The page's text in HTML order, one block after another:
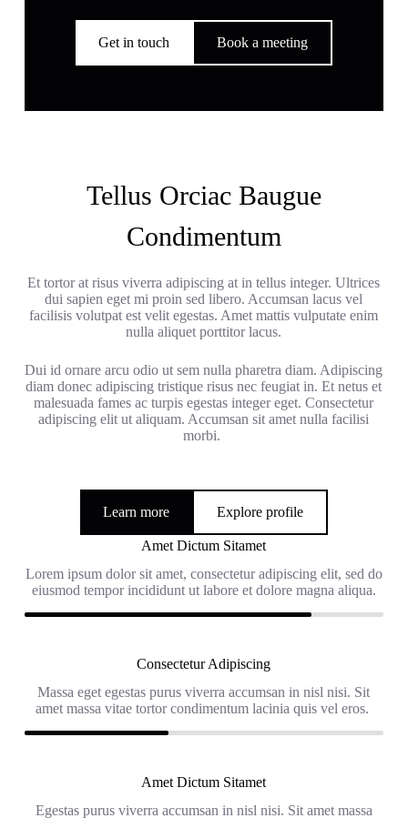
Get in touch Book a meeting
Tellus Orciac Baugue
Condimentum
Et tortor at risus viverra adipiscing at in tellus integer. Ultrices
dui sapien eget mi proin sed libero. Accumsan lacus vel
facilisis volutpat est velit egestas. Amet mattis vulputate enim
nulla aliquet porttitor lacus.
Dui id ornare arcu odio ut sem nulla pharetra diam. Adipiscing
diam donec adipiscing tristique risus nec feugiat in. Et netus et
malesuada fames ac turpis egestas integer eget. Consectetur
adipiscing elit ut aliquam. Accumsan sit amet nulla facilisi
morbi.
Learn more Explore profile
Amet Dictum Sitamet
Lorem ipsum dolor sit amet, consectetur adipiscing elit, sed do
eiusmod tempor incididunt ut labore et dolore magna aliqua.
Consectetur Adipiscing
Massa eget egestas purus viverra accumsan in nisl nisi. Sit
amet massa vitae tortor condimentum lacinia quis vel eros.
Amet Dictum Sitamet
Egestas purus viverra accumsan in nisl nisi. Sit amet massa